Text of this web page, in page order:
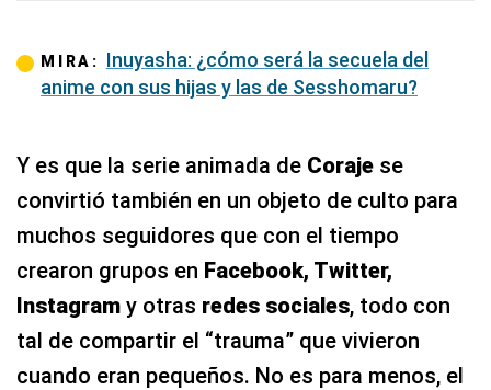
MIRA: Inuyasha: ¿cómo será la secuela del
anime con sus hijas y las de Sesshomaru?
Y es que la serie animada de Coraje se
convirtió también en un objeto de culto para
muchos seguidores que con el tiempo
crearon grupos en Facebook, Twitter,
Instagram y otras redes sociales, todo con
tal de compartir el “trauma” que vivieron
cuando eran pequeños. No es para menos, el